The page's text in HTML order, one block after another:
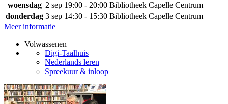
woensdag 2 sep 19:00 - 20:00 Bibliotheek Capelle Centrum
donderdag 3 sep 14:30 - 15:30 Bibliotheek Capelle Centrum
Meer informatie
Volwassenen
Digi-Taalhuis
Nederlands leren
Spreekuur & inloop